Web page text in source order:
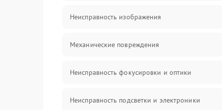
Неисправность изображения
Механические повреждения
Неисправность фокусировки и оптики
Неисправность подсветки и электроники